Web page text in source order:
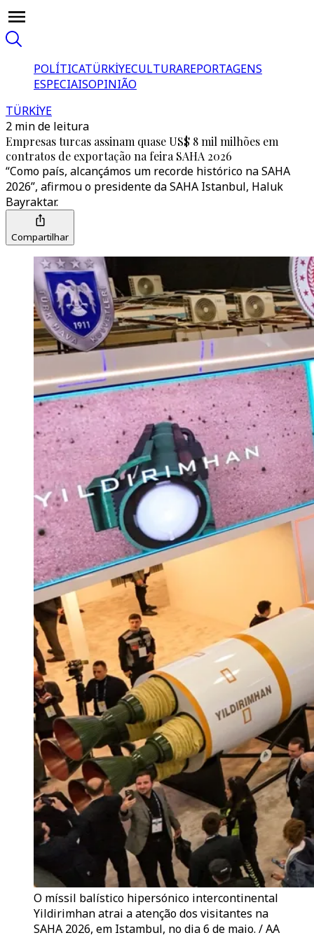
POLÍTICATÜRKİYECULTURAREPORTAGENS
ESPECIAISOPINIÃO
TÜRKİYE
2 min de leitura
Empresas turcas assinam quase US$ 8 mil milhões em
contratos de exportação na feira SAHA 2026
“Como país, alcançámos um recorde histórico na SAHA
2026”, afirmou o presidente da SAHA Istanbul, Haluk
Bayraktar.
Compartilhar
O míssil balístico hipersónico intercontinental
Yildirimhan atrai a atenção dos visitantes na
SAHA 2026, em Istambul, no dia 6 de maio. / AA